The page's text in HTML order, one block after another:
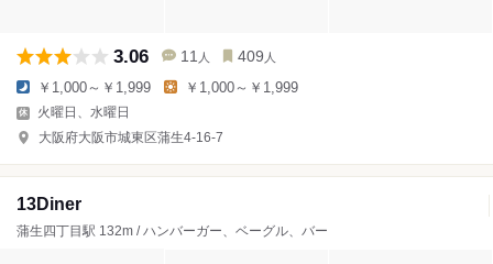
3.06 11 人 409 人
￥1,000～￥1,999 ￥1,000～￥1,999
火曜日、水曜日
大阪府大阪市城東区蒲生4-16-7
13Diner
蒲生四丁目駅 132m / ハンバーガー、ベーグル、バー